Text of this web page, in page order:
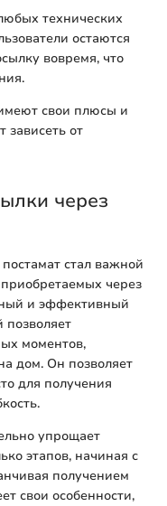
технических
остаются
вовремя, что
свои плюсы и
от
через
стал важной
через
и эффективный
позволяет
моментов,
дом. Он позволяет
для получения
упрощает
этапов, начиная с
получением
свои особенности,